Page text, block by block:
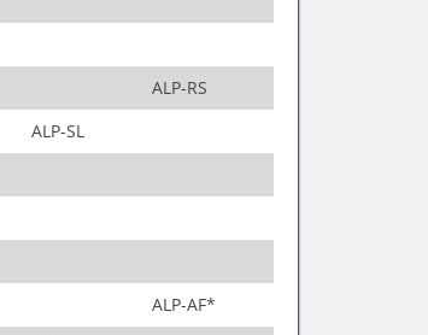
ALP-RS
ALP-SL
ALP-AF*